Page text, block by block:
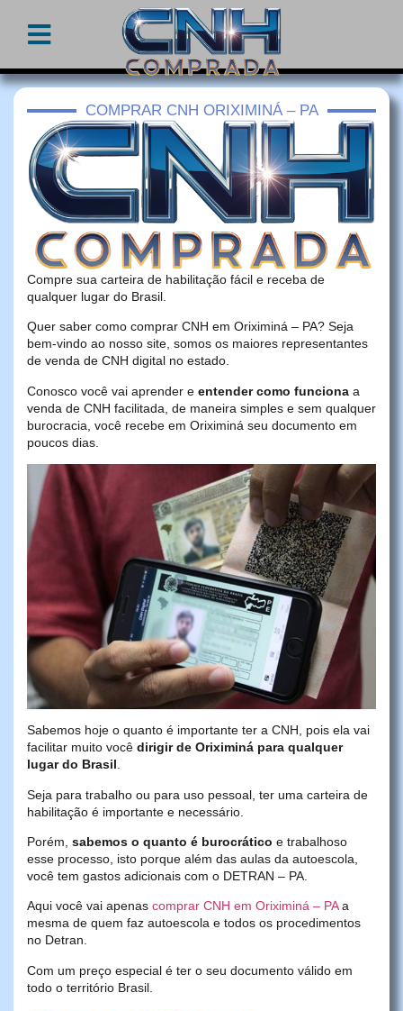
COMPRAR CNH ORIXIMINÁ – PA
Compre sua carteira de habilitação fácil e receba de
qualquer lugar do Brasil.
Quer saber como comprar CNH em Oriximiná – PA? Seja
bem-vindo ao nosso site, somos os maiores representantes
de venda de CNH digital no estado.
Conosco você vai aprender e entender como funciona a
venda de CNH facilitada, de maneira simples e sem qualquer
burocracia, você recebe em Oriximiná seu documento em
poucos dias.
Sabemos hoje o quanto é importante ter a CNH, pois ela vai
facilitar muito você dirigir de Oriximiná para qualquer
lugar do Brasil.
Seja para trabalho ou para uso pessoal, ter uma carteira de
habilitação é importante e necessário.
Porém, sabemos o quanto é burocrático e trabalhoso
esse processo, isto porque além das aulas da autoescola,
você tem gastos adicionais com o DETRAN – PA.
Aqui você vai apenas comprar CNH em Oriximiná – PAa
mesma de quem faz autoescola e todos os procedimentos
no Detran.
Com um preço especial é ter o seu documento válido em
todo o território Brasil.